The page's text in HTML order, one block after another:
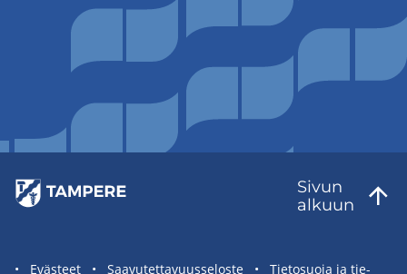
Sivun
al­kuun
Eväs­teet Saa­vu­tet­ta­vuus­se­los­te Tie­to­suo­ja ja tie­